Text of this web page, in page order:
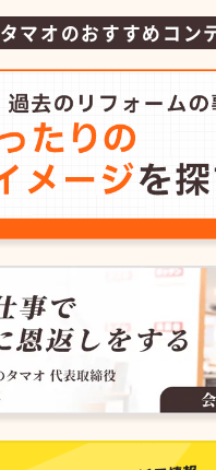
タマオのおすすめコン